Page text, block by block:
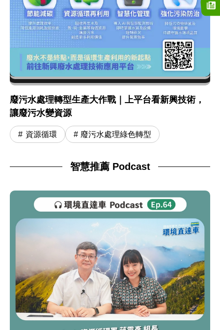
廢污水處理轉型生產大作戰｜上平台看新興技術，
讓廢污水變資源
資源循環 廢污水處理綠色轉型
智慧推薦 Podcast